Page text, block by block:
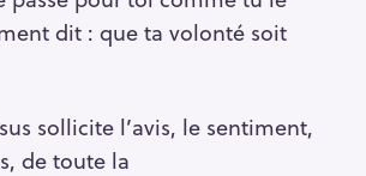
dit : que ta volonté soit
sollicite l’avis, le sentiment,
de toute la